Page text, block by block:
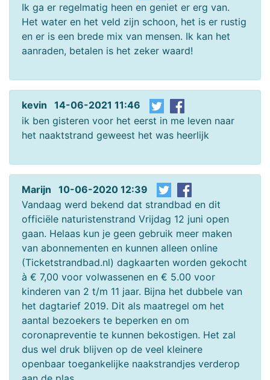
Ik ga er regelmatig heen en geniet er erg van.
Het water en het veld zijn schoon, het is er rustig
en er is een brede mix van mensen. Ik kan het
aanraden, betalen is het zeker waard!
kevin 14-06-2021 11:46
ik ben gisteren voor het eerst in me leven naar
het naaktstrand geweest het was heerlijk
Marijn 10-06-2020 12:39
Vandaag werd bekend dat strandbad en dit
officiële naturistenstrand Vrijdag 12 juni open
gaan. Helaas kun je geen gebruik meer maken
van abonnementen en kunnen alleen online
(Ticketstrandbad.nl) dagkaarten worden gekocht
à € 7,00 voor volwassenen en € 5.00 voor
kinderen van 2 t/m 11 jaar. Bijna het dubbele van
het dagtarief 2019. Dit als maatregel om het
aantal bezoekers te beperken en om
coronapreventie te kunnen bekostigen. Het zal
dus wel druk blijven op de veel kleinere
openbaar toegankelijke naakstrandjes verderop